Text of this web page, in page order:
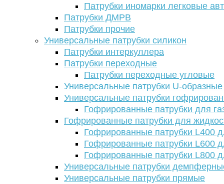
Патрубки иномарки легковые
Патрубки ДМРВ
Патрубки прочие
Универсальные патрубки силикон
Патрубки интеркуллера
Патрубки переходные
Патрубки переходные угловые
Универсальные патрубки U-
Универсальные патрубки
Гофрированные патрубки для
Гофрированные патрубки для
Гофрированные патрубки L400
Гофрированные патрубки L600
Гофрированные патрубки L800
Универсальные патрубки
Универсальные патрубки прямые